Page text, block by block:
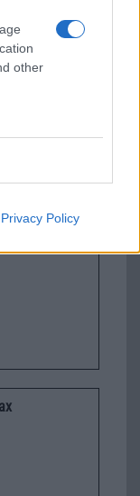
other
Privacy Policy